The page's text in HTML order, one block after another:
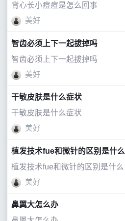
背心长小痘痘是怎么回事
美好
智齿必须上下一起拔掉吗
智齿必须上下一起拔掉吗
美好
干敏皮肤是什么症状
干敏皮肤是什么症状
美好
植发技术fue和微针的区别是什么
植发技术fue和微针的区别是什么
美好
鼻翼大怎么办